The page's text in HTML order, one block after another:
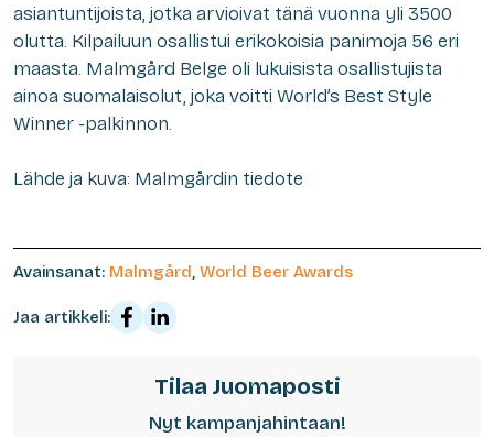
asiantuntijoista, jotka arvioivat tänä vuonna yli 3500
olutta. Kilpailuun osallistui erikokoisia panimoja 56 eri
maasta. Malmgård Belge oli lukuisista osallistujista
ainoa suomalaisolut, joka voitti World’s Best Style
Winner -palkinnon.
Lähde ja kuva: Malmgårdin tiedote
Avainsanat: Malmgård, World Beer Awards
Jaa artikkeli:
Tilaa Juomaposti
Nyt kampanjahintaan!